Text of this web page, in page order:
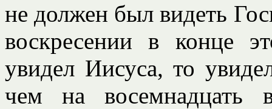
не должен был видеть
воскресении в конце
увидел Иисуса, то
чем на восемнадцать